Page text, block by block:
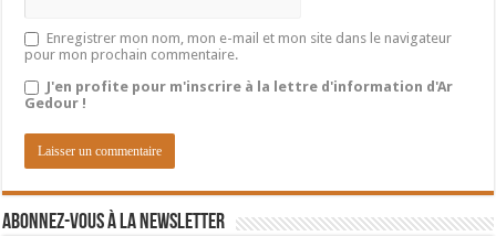
Enregistrer mon nom, mon e-mail et mon site dans le navigateur
pour mon prochain commentaire.
J'en profite pour m'inscrire à la lettre d'information d'Ar
Gedour !
Abonnez-vous à la newsletter